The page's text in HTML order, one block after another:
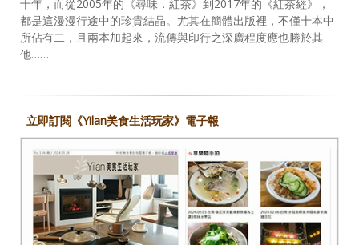
十年，而從2005年的《尋味．紅茶》到2017年的《紅茶經》，
都是這漫漫行途中的珍貴結晶。尤其在簡體出版裡，不僅十本中
所佔有二，且兩本加起來，流傳與印行之深廣程度應也勝於其
他……
立即訂閱《Yilan美食生活玩家》電子報